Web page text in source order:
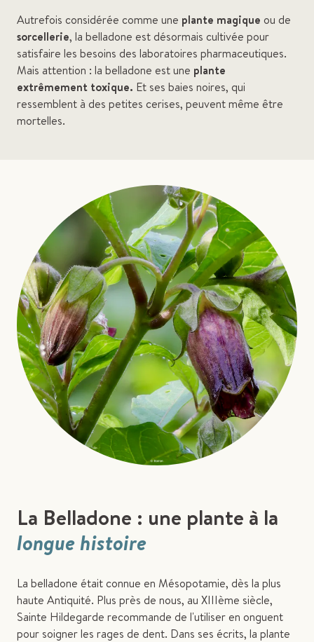
Autrefois considérée comme une plante magique ou de
sorcellerie, la belladone est désormais cultivée pour
satisfaire les besoins des laboratoires pharmaceutiques.
Mais attention : la belladone est une plante
extrêmement toxique. Et ses baies noires, qui
ressemblent à des petites cerises, peuvent même être
mortelles.
La Belladone : une plante à la
longue histoire
La belladone était connue en Mésopotamie, dès la plus
haute Antiquité. Plus près de nous, au XIIIème siècle,
Sainte Hildegarde recommande de l'utiliser en onguent
pour soigner les rages de dent. Dans ses écrits, la plante